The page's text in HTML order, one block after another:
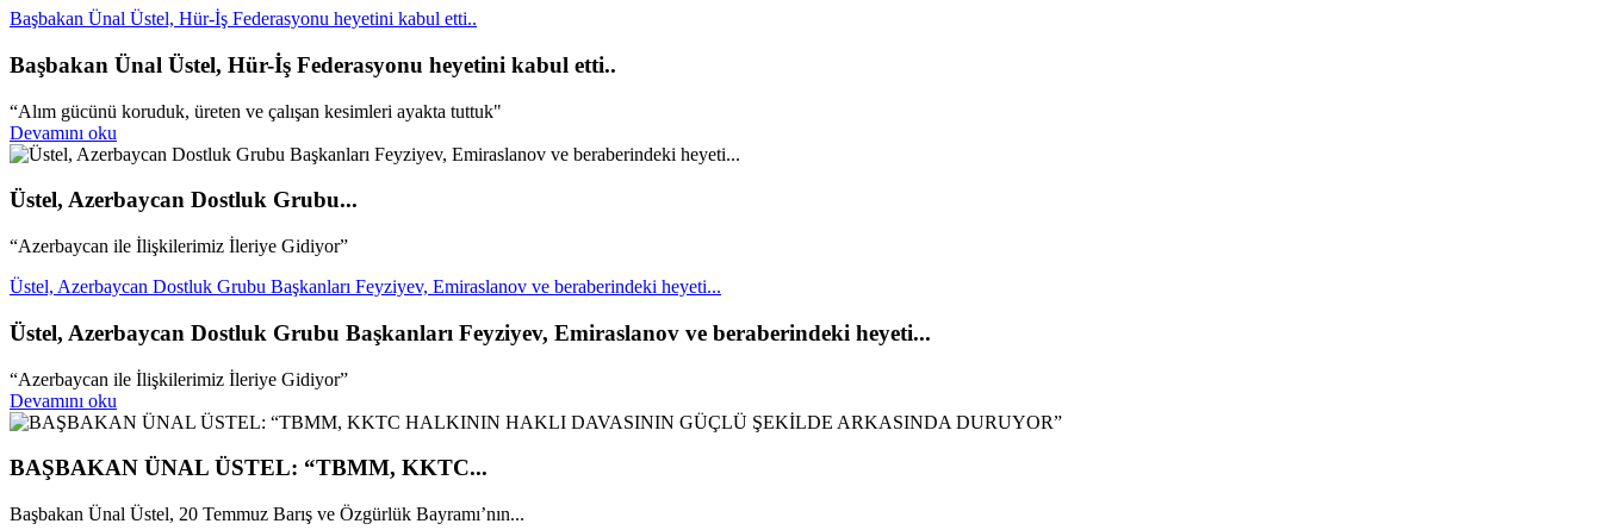
Başbakan Ünal Üstel, Hür-İş Federasyonu heyetini kabul etti..
Başbakan Ünal Üstel, Hür-İş Federasyonu heyetini kabul etti..
“Alım gücünü koruduk, üreten ve çalışan kesimleri ayakta tuttuk"
Devamını oku
Üstel, Azerbaycan Dostluk Grubu...
“Azerbaycan ile İlişkilerimiz İleriye Gidiyor”
Üstel, Azerbaycan Dostluk Grubu Başkanları Feyziyev, Emiraslanov ve beraberindeki heyeti...
Üstel, Azerbaycan Dostluk Grubu Başkanları Feyziyev, Emiraslanov ve beraberindeki heyeti...
“Azerbaycan ile İlişkilerimiz İleriye Gidiyor”
Devamını oku
BAŞBAKAN ÜNAL ÜSTEL: “TBMM, KKTC...
Başbakan Ünal Üstel, 20 Temmuz Barış ve Özgürlük Bayramı’nın...